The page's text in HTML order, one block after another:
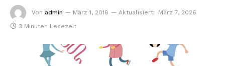
Von admin März 1, 2018 Aktualisiert:
März 7, 2026
3 Minuten Lesezeit